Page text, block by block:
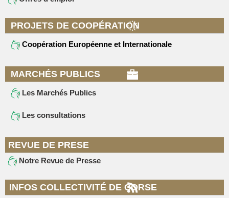
PROJETS DE COOPÉRATION
Coopération Européenne et Internationale
MARCHÉS PUBLICS
Les Marchés Publics
Les consultations
REVUE DE PRESE
Notre Revue de Presse
INFOS COLLECTIVITÉ DE CORSE